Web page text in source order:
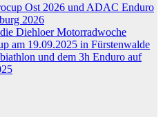
Ost 2026 und ADAC Enduro
2026
Diehloer Motorradwoche
am 19.09.2025 in Fürstenwalde
und dem 3h Enduro auf